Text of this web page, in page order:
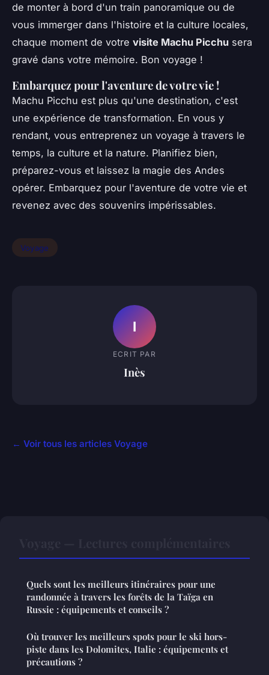
de monter à bord d'un train panoramique ou de
vous immerger dans l'histoire et la culture locales,
chaque moment de votre visite Machu Picchu sera
gravé dans votre mémoire. Bon voyage !
Embarquez pour l'aventure de votre vie !
Machu Picchu est plus qu'une destination, c'est
une expérience de transformation. En vous y
rendant, vous entreprenez un voyage à travers le
temps, la culture et la nature. Planifiez bien,
préparez-vous et laissez la magie des Andes
opérer. Embarquez pour l'aventure de votre vie et
revenez avec des souvenirs impérissables.
Voyage
I
ECRIT PAR
Inès
← Voir tous les articles Voyage
Quels sont les meilleurs itinéraires pour une
randonnée à travers les forêts de la Taïga en
Russie : équipements et conseils ?
Où trouver les meilleurs spots pour le ski hors-
piste dans les Dolomites, Italie : équipements et
précautions ?